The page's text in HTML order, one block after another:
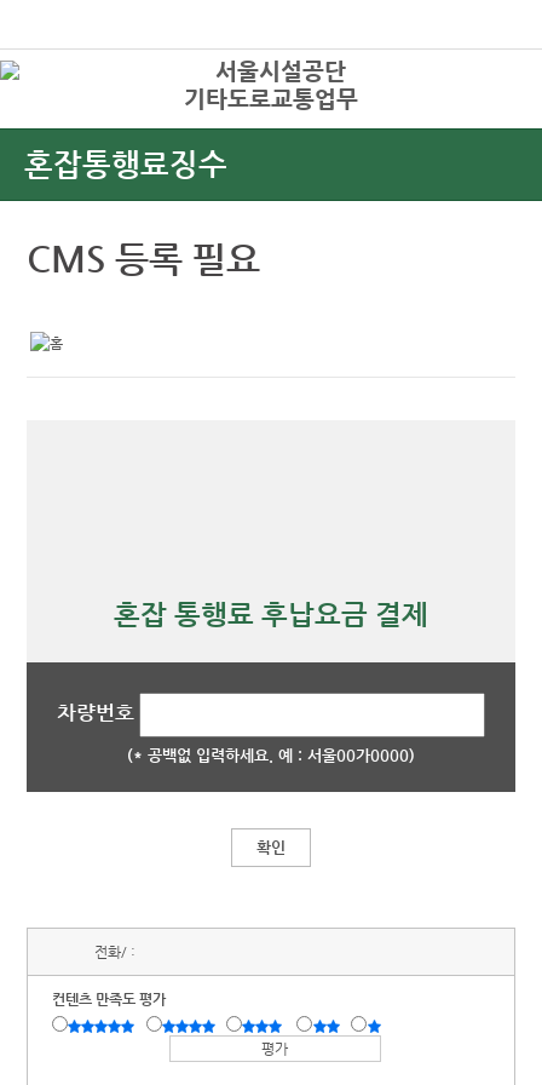
기타도로교통업무
혼잡통행료징수
CMS 등록 필요
혼잡 통행료 후납요금 결제
차량번호
(* 공백없 입력하세요. 예 : 서울00가0000)
확인
전화/ :
컨텐츠 만족도 평가